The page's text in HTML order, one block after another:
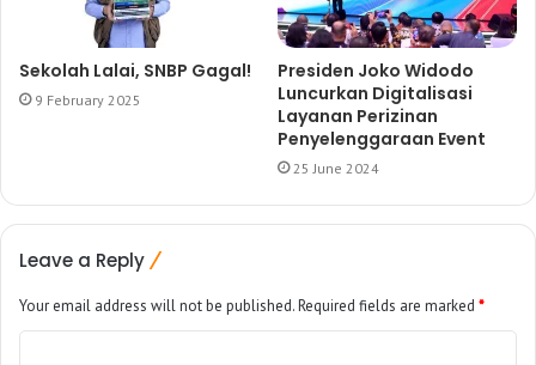
Sekolah Lalai, SNBP Gagal!
9 February 2025
Presiden Joko Widodo
Luncurkan Digitalisasi
Layanan Perizinan
Penyelenggaraan Event
25 June 2024
Leave a Reply
Your email address will not be published.Required fields are marked *